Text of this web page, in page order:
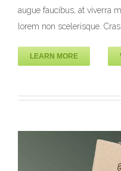
augue faucibus, at viverra
lorem non scelerisque.
LEARN MORE